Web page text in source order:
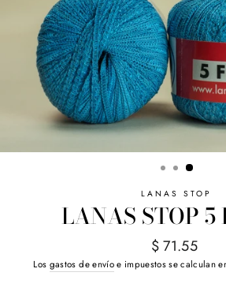
LANAS STOP
LANAS STOP 5
Precio
habitual
$ 71.55
Los gastos de envíoe impuestos se calculan